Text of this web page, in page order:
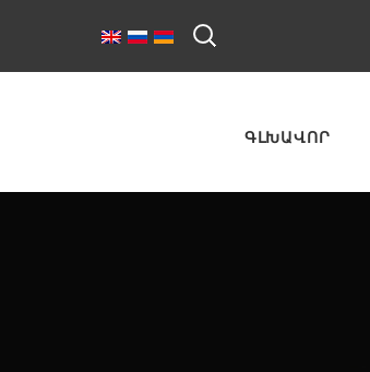
ԳԼԽԱՎՈՐ